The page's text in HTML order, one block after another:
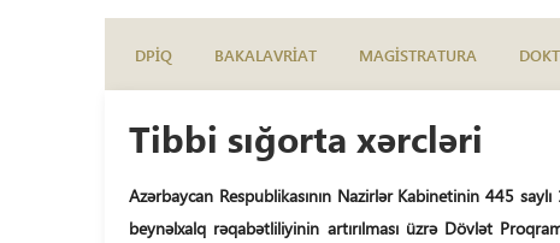
DPİQ BAKALAVRİAT MAGİSTRATURA
Tibbi sığorta xərcləri
Azərbaycan Respublikasının Nazirlər Kabinetinin 445
beynəlxalq rəqabətliliyinin artırılması üzrə Dövlət